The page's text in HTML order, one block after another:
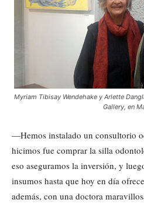
Myriam Tibisay Wendehake y Arlette
Gallery, en
—Hemos instalado un consultorio
hicimos fue comprar la silla
eso aseguramos la inversión, y
insumos hasta que hoy en día
además, con una doctora